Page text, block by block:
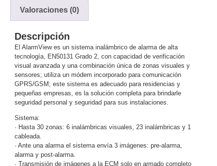
ConectoresCables
CoaxialCategoría
5eFibra
Óptica Para
Alimentación
y
ElectricidadRG59
Tipo
CaP
/ DVI /
HDMI
Cámaras
IP y NVRs
Valoraciones (0)
Descripción
El AlarmView es un sistema inalámbrico de alarma de alta
tecnología, EN50131 Grado 2, con capacidad de verificación
visual avanzada y una combinación única de zonas visuales y
sensores; utiliza un módem incorporado para comunicación
GPRS/GSM; este sistema es adecuado para residencias y
pequeñas empresas, es la solución completa para brindarle
seguridad personal y seguridad para sus instalaciones.
Sistema:
· Hasta 30 zonas: 6 inalámbricas visuales, 23 inalámbricas y 1
cableada.
· Ante una alarma el sistema envía 3 imágenes: pre-alarma,
alarma y post-alarma.
· Transmisión de imágenes a la ECM solo en armado completo